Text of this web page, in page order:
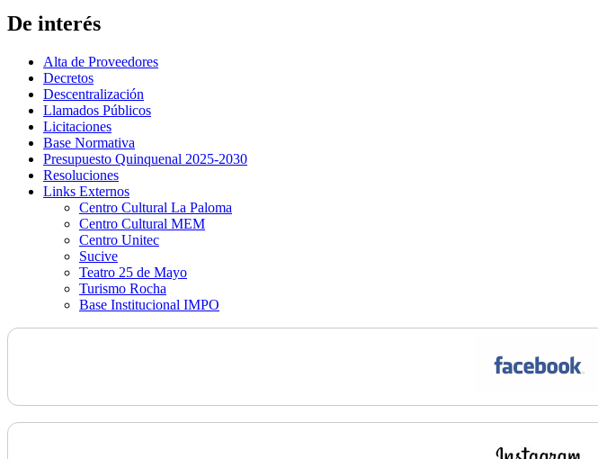
De interés
Alta de Proveedores
Decretos
Descentralización
Llamados Públicos
Licitaciones
Base Normativa
Presupuesto Quinquenal 2025-2030
Resoluciones
Links Externos
Centro Cultural La Paloma
Centro Cultural MEM
Centro Unitec
Sucive
Teatro 25 de Mayo
Turismo Rocha
Base Institucional IMPO